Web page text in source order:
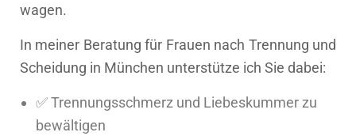
wagen.
In meiner Beratung für Frauen nach Trennung und
Scheidung in München unterstütze ich Sie dabei:
✅ Trennungsschmerz und Liebeskummer zu
bewältigen